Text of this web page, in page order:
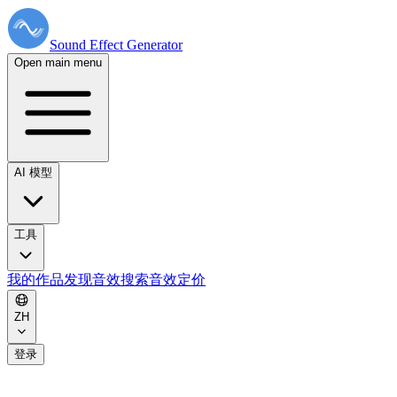
Sound Effect Generator
Open main menu
AI 模型
工具
我的作品发现音效搜索音效定价
ZH
登录